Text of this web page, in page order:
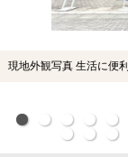
現地外観写真 生活に便